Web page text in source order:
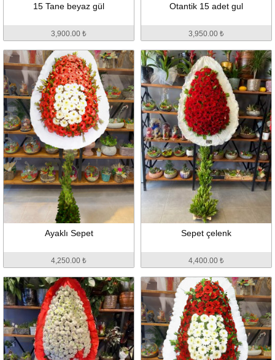
15 Tane beyaz gül
3,900.00 ₺
Otantik 15 adet gul
3,950.00 ₺
Ayaklı Sepet
4,250.00 ₺
Sepet çelenk
4,400.00 ₺